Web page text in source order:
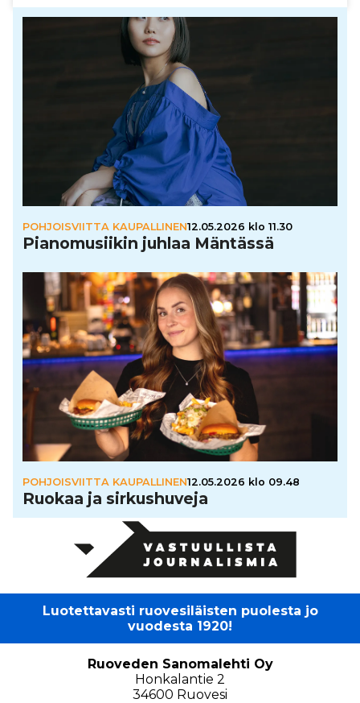
POHJOISVIITTA KAUPALLINEN12.05.2026 klo 11.30
Pia­no­mu­sii­kin juhlaa Mäntässä
POHJOISVIITTA KAUPALLINEN12.05.2026 klo 09.48
Ruokaa ja sir­kus­hu­veja
Luotettavasti ruovesiläisten puolesta jo
vuodesta 1920!
Ruoveden Sanomalehti Oy
Honkalantie 2
34600 Ruovesi